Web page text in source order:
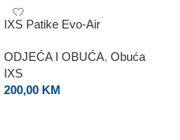
IXS Patike Evo-Air
ODJEĆA I OBUĆA, Obuća
IXS
200,00 KM